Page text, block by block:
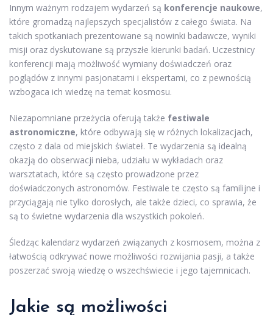
Innym ważnym rodzajem wydarzeń są konferencje naukowe,
które gromadzą najlepszych specjalistów z całego świata. Na
takich spotkaniach prezentowane są nowinki badawcze, wyniki
misji oraz dyskutowane są przyszłe kierunki badań. Uczestnicy
konferencji mają możliwość wymiany doświadczeń oraz
poglądów z innymi pasjonatami i ekspertami, co z pewnością
wzbogaca ich wiedzę na temat kosmosu.
Niezapomniane przeżycia oferują także festiwale
astronomiczne, które odbywają się w różnych lokalizacjach,
często z dala od miejskich świateł. Te wydarzenia są idealną
okazją do obserwacji nieba, udziału w wykładach oraz
warsztatach, które są często prowadzone przez
doświadczonych astronomów. Festiwale te często są familijne i
przyciągają nie tylko dorosłych, ale także dzieci, co sprawia, że
są to świetne wydarzenia dla wszystkich pokoleń.
Śledząc kalendarz wydarzeń związanych z kosmosem, można z
łatwością odkrywać nowe możliwości rozwijania pasji, a także
poszerzać swoją wiedzę o wszechświecie i jego tajemnicach.
Jakie są możliwości